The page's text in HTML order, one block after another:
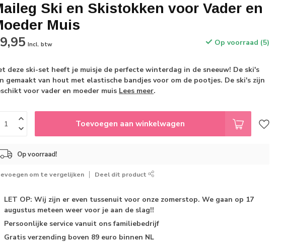
Ski en Skistokken voor Vader en
Muis
Incl. btw Op voorraad (5)
deze ski-set heeft je muisje de perfecte winterdag in de sneeuw! De ski's
gemaakt van hout met elastische bandjes voor om de pootjes. De ski's zijn
voor vader en moeder muis Lees meer.
Toevoegen aan winkelwagen
Op voorraad!
om te vergelijken Deel dit product
LET OP: Wij zijn er even tussenuit voor onze zomerstop. We gaan op 17
augustus meteen weer voor je aan de slag!!
Persoonlijke service vanuit ons familiebedrijf
Gratis verzending boven 89 euro binnen NL